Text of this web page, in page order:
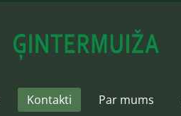
Kontakti Par mums